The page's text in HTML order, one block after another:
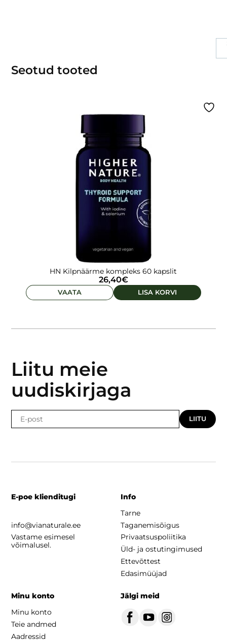
Seotud tooted
HN Kilpnäärme kompleks 60 kapslit
26,40€
VAATA LISA KORVI
Liitu meie
uudiskirjaga
LIITU
E-poe klienditugi
info@vianaturale.ee
Vastame esimesel
võimalusel.
Info
Tarne
Taganemisõigus
Privaatsuspoliitika
Üld- ja ostutingimused
Ettevõttest
Edasimüüjad
Minu konto
Minu konto
Teie andmed
Aadressid
Jälgi meid